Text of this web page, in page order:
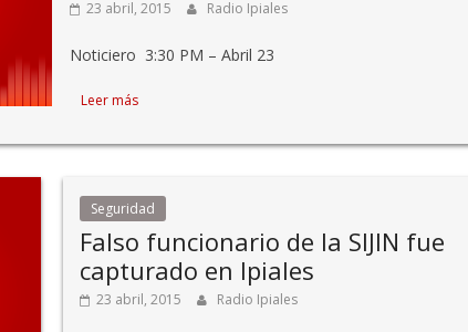
23 abril, 2015 Radio Ipiales
Noticiero 3:30 PM – Abril 23
Leer más
Seguridad
Falso funcionario de la SIJIN fue
capturado en Ipiales
23 abril, 2015 Radio Ipiales